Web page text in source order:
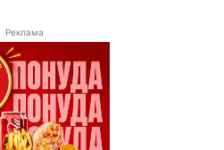
Реклама